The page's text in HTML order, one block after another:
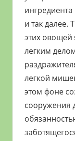
и так
этих овощей
легким
легкой
этом фоне
сооружения